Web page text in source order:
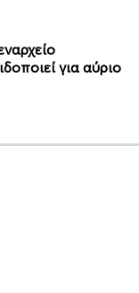
για αύριο